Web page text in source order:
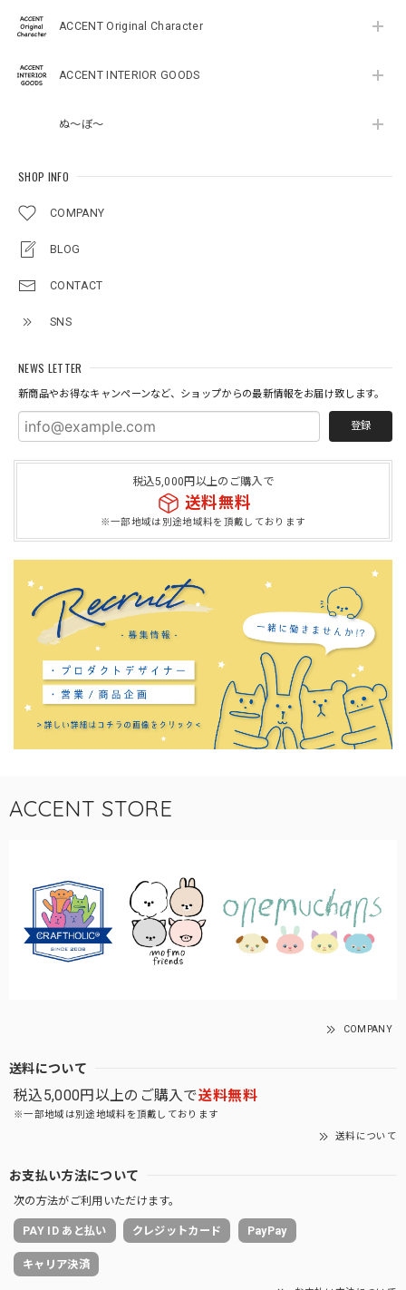
ACCENT Original Character
ACCENT INTERIOR GOODS
ぬ～ぼ～
SHOP INFO
COMPANY
BLOG
CONTACT
SNS
NEWS LETTER
新商品やお得なキャンペーンなど、ショップからの最新情報をお届け致します。
登録
税込5,000円以上のご購入で
送料無料
※一部地域は別途地域料を頂戴しております
ACCENT STORE
COMPANY
送料について
税込5,000円以上のご購入で送料無料
※一部地域は別途地域料を頂戴しております
送料について
お支払い方法について
次の方法がご利用いただけます。
PAY ID あと払い クレジットカード PayPay
キャリア決済